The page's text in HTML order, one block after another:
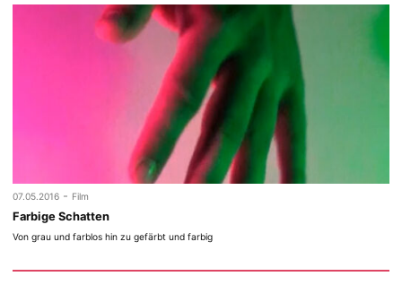
07.05.2016 - Film
Farbige Schatten
Von grau und farblos hin zu gefärbt und farbig